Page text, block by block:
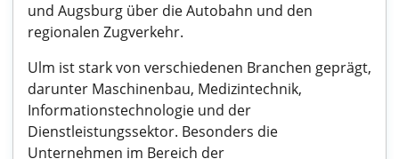
und Augsburg über die Autobahn und den
regionalen Zugverkehr.
Ulm ist stark von verschiedenen Branchen geprägt,
darunter Maschinenbau, Medizintechnik,
Informationstechnologie und der
Dienstleistungssektor. Besonders die
Unternehmen im Bereich der